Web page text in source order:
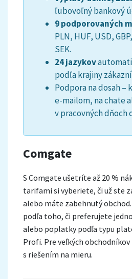
ľubovoľný bankový
9 podporovaných
PLN, HUF, USD,
SEK.
24 jazykov
podľa krajiny
Podpora na dosah
e-mailom, na chate
v pracovných dňoch
Comgate
S Comgate ušetríte až 20 %
tarifami si vyberiete, či už ste
alebo máte zabehnutý
podľa toho, či preferujete
alebo poplatky podľa typu
Profi. Pre veľkých
s riešením na mieru.